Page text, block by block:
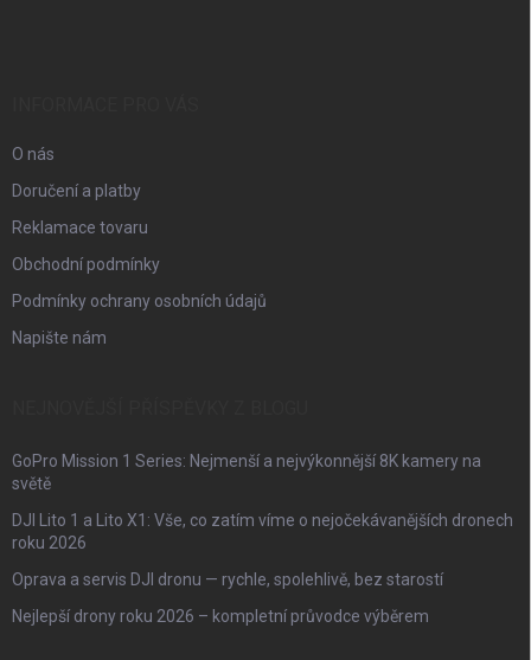
O nás
Doručení a platby
Reklamace tovaru
Obchodní podmínky
Podmínky ochrany osobních údajů
Napište nám
GoPro Mission 1 Series: Nejmenší a nejvýkonnější 8K kamery na
světě
DJI Lito 1 a Lito X1: Vše, co zatím víme o nejočekávanějších dronech
roku 2026
Oprava a servis DJI dronu — rychle, spolehlivě, bez starostí
Nejlepší drony roku 2026 – kompletní průvodce výběrem